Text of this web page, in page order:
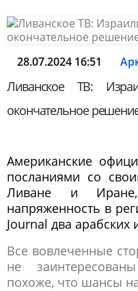
28.07.2024 16:51
Ливанское ТВ:
окончательное
Американские
посланиями со
Ливане и
напряженность в
Journal два арабских
Все вовлеченные
не
похоже, что шансы